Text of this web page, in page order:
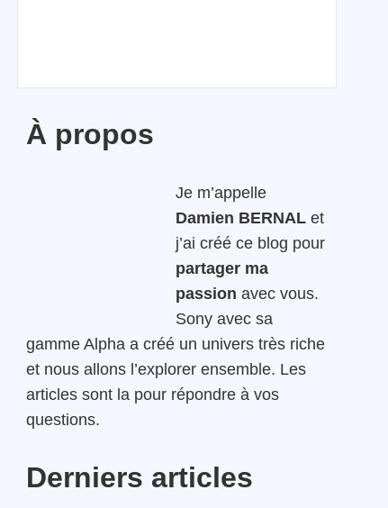
À propos
Je m’appelle
Damien BERNAL et
j’ai créé ce blog pour
partager ma
passion avec vous.
Sony avec sa
gamme Alpha a créé un univers très riche
et nous allons l’explorer ensemble. Les
articles sont la pour répondre à vos
questions.
Derniers articles